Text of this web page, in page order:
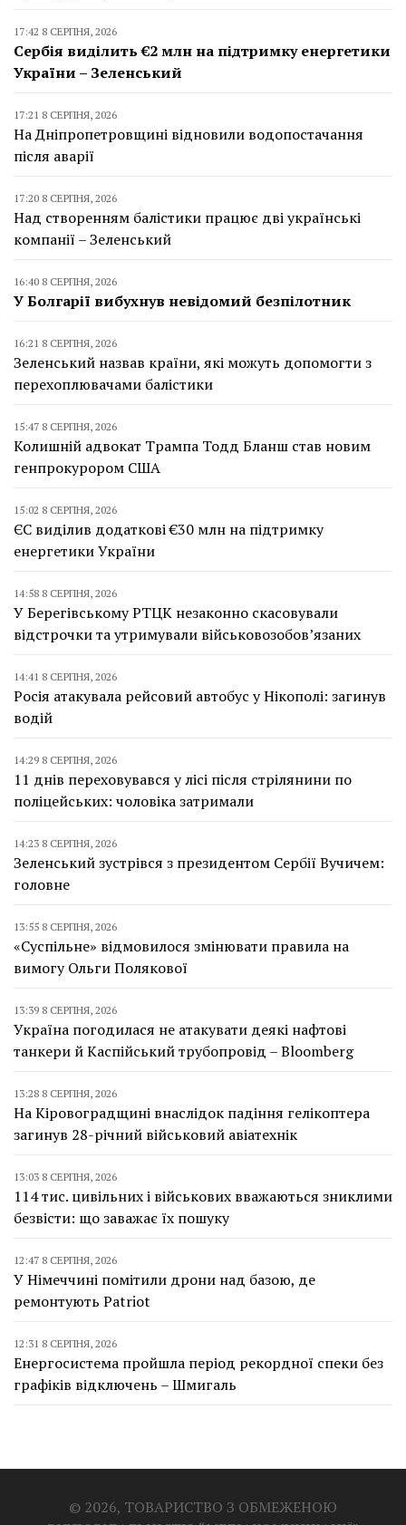
17:42 8 СЕРПНЯ, 2026
Сербія виділить €2 млн на підтримку енергетики
України – Зеленський
17:21 8 СЕРПНЯ, 2026
На Дніпропетровщині відновили водопостачання
після аварії
17:20 8 СЕРПНЯ, 2026
Над створенням балістики працює дві українські
компанії – Зеленський
16:40 8 СЕРПНЯ, 2026
У Болгарії вибухнув невідомий безпілотник
16:21 8 СЕРПНЯ, 2026
Зеленський назвав країни, які можуть допомогти з
перехоплювачами балістики
15:47 8 СЕРПНЯ, 2026
Колишній адвокат Трампа Тодд Бланш став новим
генпрокурором США
15:02 8 СЕРПНЯ, 2026
ЄС виділив додаткові €30 млн на підтримку
енергетики України
14:58 8 СЕРПНЯ, 2026
У Берегівському РТЦК незаконно скасовували
відстрочки та утримували військовозобов’язаних
14:41 8 СЕРПНЯ, 2026
Росія атакувала рейсовий автобус у Нікополі: загинув
водій
14:29 8 СЕРПНЯ, 2026
11 днів переховувався у лісі після стрілянини по
поліцейських: чоловіка затримали
14:23 8 СЕРПНЯ, 2026
Зеленський зустрівся з президентом Сербії Вучичем:
головне
13:55 8 СЕРПНЯ, 2026
«Суспільне» відмовилося змінювати правила на
вимогу Ольги Полякової
13:39 8 СЕРПНЯ, 2026
Україна погодилася не атакувати деякі нафтові
танкери й Каспійський трубопровід – Bloomberg
13:28 8 СЕРПНЯ, 2026
На Кіровоградщині внаслідок падіння гелікоптера
загинув 28-річний військовий авіатехнік
13:03 8 СЕРПНЯ, 2026
114 тис. цивільних і військових вважаються зниклими
безвісти: що заважає їх пошуку
12:47 8 СЕРПНЯ, 2026
У Німеччині помітили дрони над базою, де
ремонтують Patriot
12:31 8 СЕРПНЯ, 2026
Енергосистема пройшла період рекордної спеки без
графіків відключень – Шмигаль
© 2026, ТОВАРИСТВО З ОБМЕЖЕНОЮ